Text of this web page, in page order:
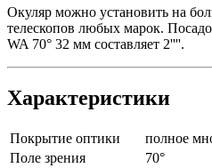
Окуляр можно установить на
телескопов любых марок.
WA 70° 32 мм составляет 2''''.
Характеристики
Покрытие оптики
полное
Поле зрения
70°